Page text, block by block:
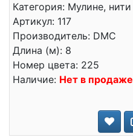
Категория: Мулине, нити
Артикул: 117
Производитель: DMC
Длина (м): 8
Номер цвета: 225
Наличие: Нет в продаже